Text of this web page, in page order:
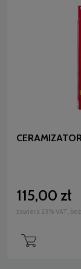
115,00 zł
zawiera 23% VAT,